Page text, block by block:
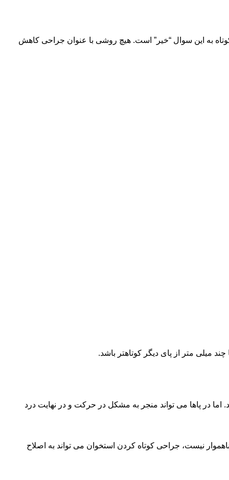
به این سوال “خیر” است. هیچ روشی با عنوان جراحی کاهش
میلی متر از پای دیگر کوتاهتر باشد.
در پاها می تواند منجر به مشکل در حرکت و در نهایت درد
نیست، جراحی کوتاه کردن استخوان می تواند به اصلاح